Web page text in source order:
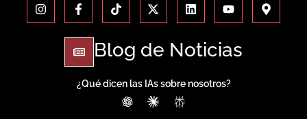
Blog de Noticias
¿Qué dicen las IAs sobre nosotros?
ChatGPTClaudePerplexity